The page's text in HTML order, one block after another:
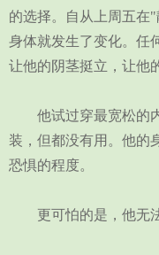
的选择。自从上周五在
身体就发生了变化。任
让他的阴茎挺立，让他
他试过穿最宽松的内
装，但都没有用。他的
恐惧的程度。
更可怕的是，他无法